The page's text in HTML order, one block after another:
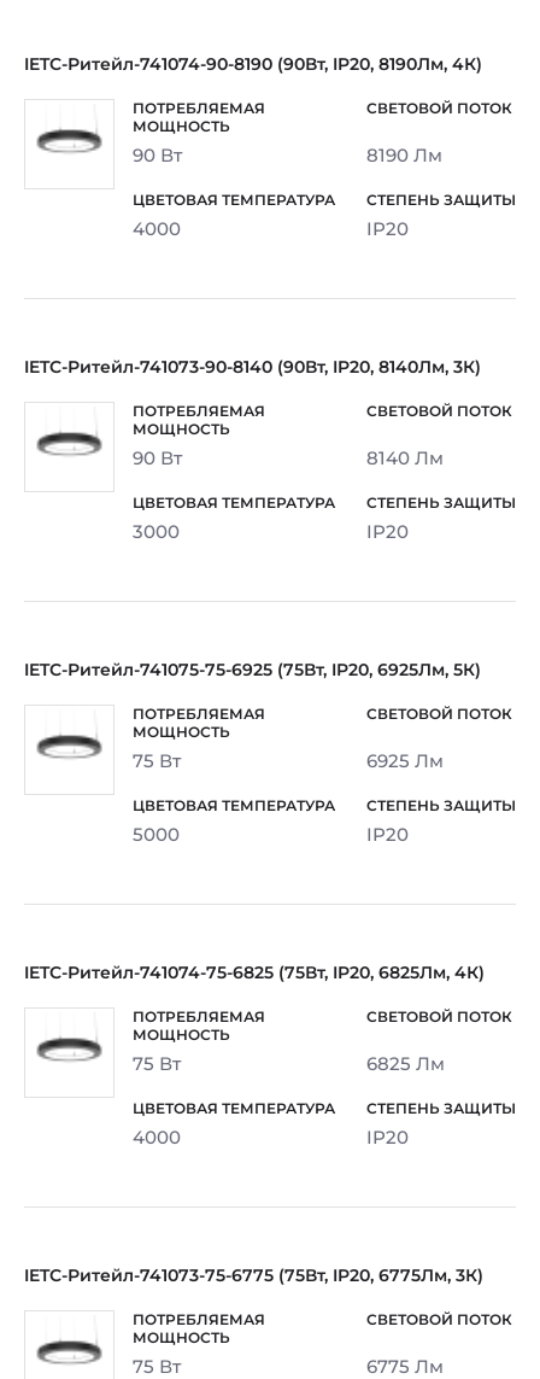
IETC-Ритейл-741074-90-8190 (90Вт, IP20, 8190Лм, 4К)
90 Вт 8190 Лм
4000 IP20
IETC-Ритейл-741073-90-8140 (90Вт, IP20, 8140Лм, 3К)
90 Вт 8140 Лм
3000 IP20
IETC-Ритейл-741075-75-6925 (75Вт, IP20, 6925Лм, 5К)
75 Вт 6925 Лм
5000 IP20
IETC-Ритейл-741074-75-6825 (75Вт, IP20, 6825Лм, 4К)
75 Вт 6825 Лм
4000 IP20
IETC-Ритейл-741073-75-6775 (75Вт, IP20, 6775Лм, 3К)
75 Вт 6775 Лм